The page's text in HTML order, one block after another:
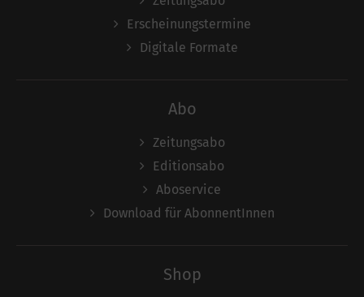
Erscheinungstermine
Digitale Formate
Abo
Zeitungsabo
Editionsabo
Aboservice
Download für AbonnentInnen
Shop